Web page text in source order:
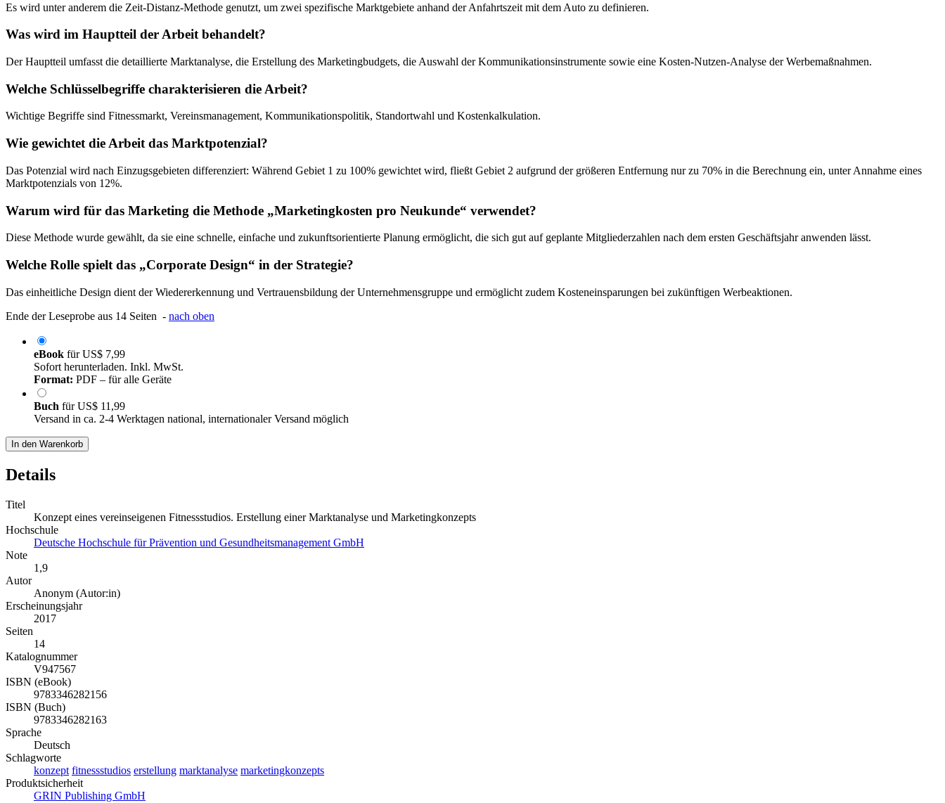
Es wird unter anderem die Zeit-Distanz-Methode genutzt, um zwei spezifische Marktgebiete anhand der Anfahrtszeit mit dem Auto zu definieren.
Was wird im Hauptteil der Arbeit behandelt?
Der Hauptteil umfasst die detaillierte Marktanalyse, die Erstellung des Marketingbudgets, die Auswahl der Kommunikationsinstrumente sowie eine Kosten-Nutzen-Analyse der Werbemaßnahmen.
Welche Schlüsselbegriffe charakterisieren die Arbeit?
Wichtige Begriffe sind Fitnessmarkt, Vereinsmanagement, Kommunikationspolitik, Standortwahl und Kostenkalkulation.
Wie gewichtet die Arbeit das Marktpotenzial?
Das Potenzial wird nach Einzugsgebieten differenziert: Während Gebiet 1 zu 100% gewichtet wird, fließt Gebiet 2 aufgrund der größeren Entfernung nur zu 70% in die Berechnung ein, unter Annahme eines
Marktpotenzials von 12%.
Warum wird für das Marketing die Methode „Marketingkosten pro Neukunde“ verwendet?
Diese Methode wurde gewählt, da sie eine schnelle, einfache und zukunftsorientierte Planung ermöglicht, die sich gut auf geplante Mitgliederzahlen nach dem ersten Geschäftsjahr anwenden lässt.
Welche Rolle spielt das „Corporate Design“ in der Strategie?
Das einheitliche Design dient der Wiedererkennung und Vertrauensbildung der Unternehmensgruppe und ermöglicht zudem Kosteneinsparungen bei zukünftigen Werbeaktionen.
Ende der Leseprobe aus 14 Seiten - nach oben
eBook fürUS$ 7,99
Sofort herunterladen. Inkl. MwSt.
Format: PDF – für alle Geräte
Buch fürUS$ 11,99
Versand in ca. 2-4 Werktagen national, internationaler Versand möglich
In den Warenkorb
Details
Titel
Konzept eines vereinseigenen Fitnessstudios. Erstellung einer Marktanalyse und Marketingkonzepts
Hochschule
Deutsche Hochschule für Prävention und Gesundheitsmanagement GmbH
Note
1,9
Autor
Anonym (Autor:in)
Erscheinungsjahr
2017
Seiten
14
Katalognummer
V947567
ISBN (eBook)
9783346282156
ISBN (Buch)
9783346282163
Sprache
Deutsch
Schlagworte
konzept fitnessstudios erstellung marktanalyse marketingkonzepts
Produktsicherheit
GRIN Publishing GmbH